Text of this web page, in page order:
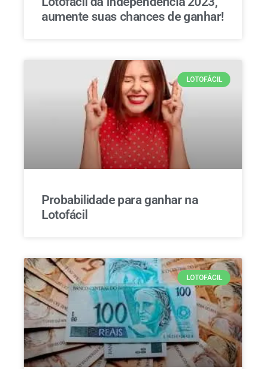
aumente suas chances de ganhar!
LOTOFÁCIL
Probabilidade para ganhar na
Lotofácil
LOTOFÁCIL